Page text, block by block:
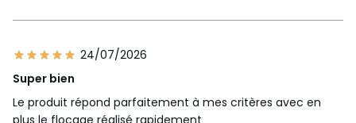
24/07/2026
Super bien
Le produit répond parfaitement à mes critères avec en